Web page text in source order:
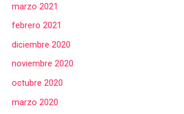
marzo 2021
febrero 2021
diciembre 2020
noviembre 2020
octubre 2020
marzo 2020